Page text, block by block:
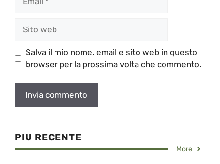
Salva il mio nome, email e sito web in questo
browser per la prossima volta che commento.
PIU RECENTE
More